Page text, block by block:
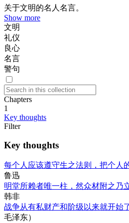
关于文明的名人名言。
Show more
文明
礼仪
良心
名言
警句
Chapters
1
Key thoughts
Filter
Key thoughts
每个人应该遵守生之法则，把个人
鲁迅
明堂所赖者唯一柱，然众材附之乃
韩非
战争从有私财产和阶级以来就开始
毛泽东）